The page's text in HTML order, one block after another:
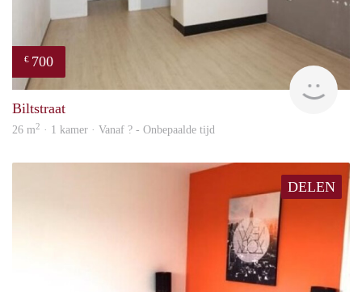
€ 700
Biltstraat
26 m2 · 1 kamer · Vanaf ? - Onbepaalde tijd
DELEN